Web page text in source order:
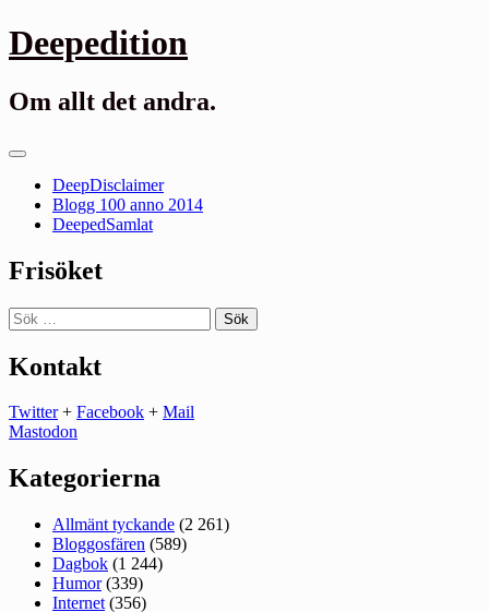
Gå
till
Deepedition
Om allt det andra.
Primär
DeepDisclaimer
Blogg 100 anno 2014
DeepedSamlat
Frisöket
Sök
efter:
Kontakt
Twitter+ Facebook + Mail
Mastodon
Kategorierna
Allmänt tyckande (2 261)
Bloggosfären (589)
Dagbok (1 244)
Humor(339)
Internet (356)